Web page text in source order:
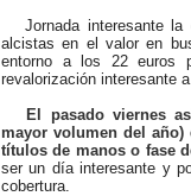
Jornada interesante la
alcistas en el valor en
entorno a los 22 euros
revalorización interesante
El pasado viernes
mayor volumen del
títulos de manos o fase
ser un día interesante y
cobertura.